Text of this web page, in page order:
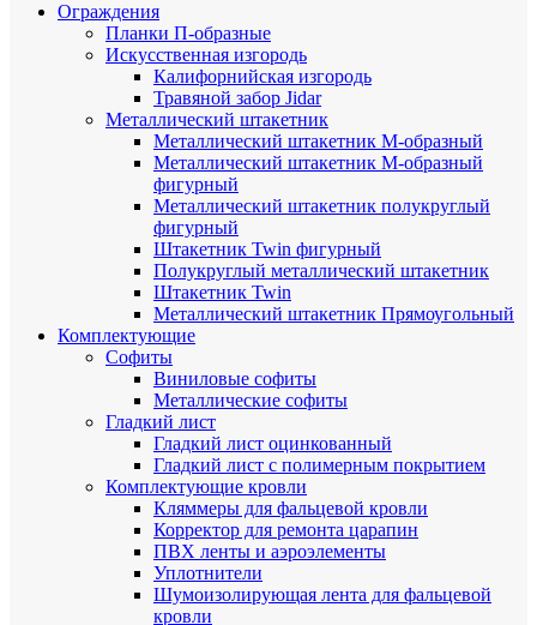
Ограждения
Планки П-образные
Искусственная изгородь
Калифорнийская изгородь
Травяной забор Jidar
Металлический штакетник
Металлический штакетник М-образный
Металлический штакетник М-образный
фигурный
Металлический штакетник полукруглый
фигурный
Штакетник Twin фигурный
Полукруглый металлический штакетник
Штакетник Twin
Металлический штакетник Прямоугольный
Комплектующие
Cофиты
Виниловые софиты
Металлические софиты
Гладкий лист
Гладкий лист оцинкованный
Гладкий лист с полимерным покрытием
Комплектующие кровли
Кляммеры для фальцевой кровли
Корректор для ремонта царапин
ПВХ ленты и аэроэлементы
Уплотнители
Шумоизолирующая лента для фальцевой
кровли